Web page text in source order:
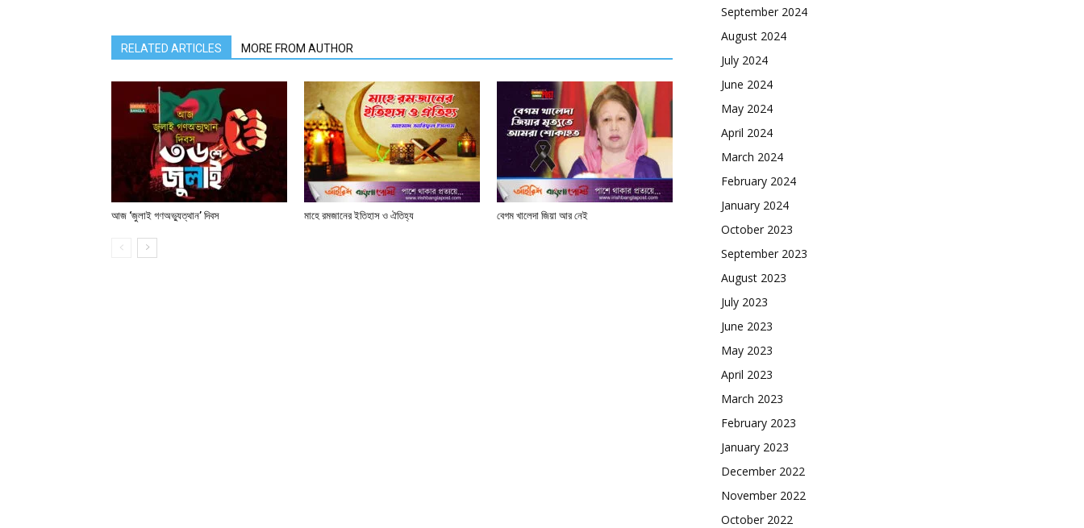
RELATED ARTICLES MORE FROM AUTHOR
আজ ‘জুলাই গণঅভ্যুত্থান’ দিবস মাহে রমজানের ইতিহাস ও ঐতিহ্য বেগম খালেদা জিয়া আর নেই
September 2024
August 2024
July 2024
June 2024
May 2024
April 2024
March 2024
February 2024
January 2024
October 2023
September 2023
August 2023
July 2023
June 2023
May 2023
April 2023
March 2023
February 2023
January 2023
December 2022
November 2022
October 2022